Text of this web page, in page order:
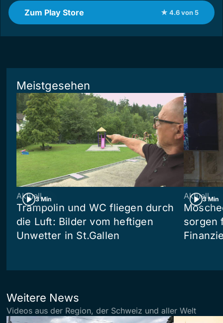
Zum Play Store ★ 4.6 von 5
Meistgesehen
3 Min
Aktuell
Trampolin und WC fliegen durch
die Luft: Bilder vom heftigen
Unwetter in St.Gallen
3 Min
Aktuell
sorgen
Weitere News
Videos aus der Region, der Schweiz und aller Welt